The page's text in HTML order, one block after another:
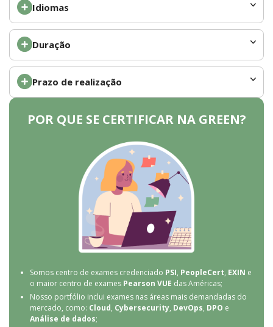
Idiomas
Duração
Prazo de realização
POR QUE SE CERTIFICAR NA GREEN?
Somos centro de exames credenciado PSI, PeopleCert, EXIN e
o maior centro de exames Pearson VUE das Américas;
Nosso portfólio inclui exames nas áreas mais demandadas do
mercado, como: Cloud, Cybersecurity, DevOps, DPO e
Análise de dados;